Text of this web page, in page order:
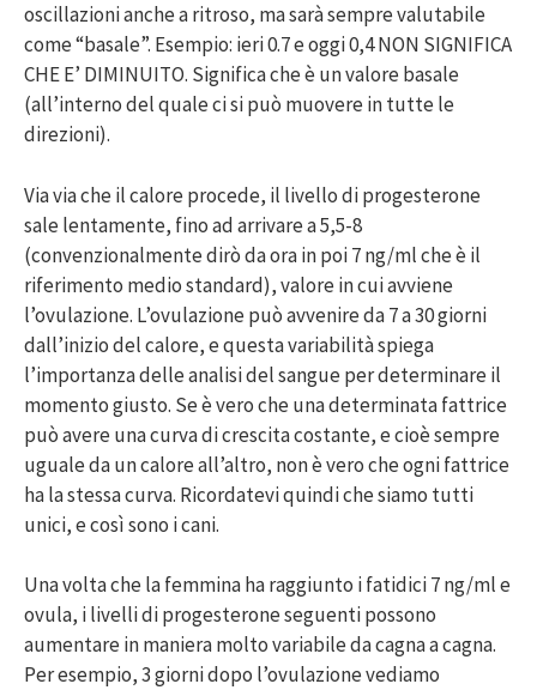
oscillazioni anche a ritroso, ma sarà sempre valutabile
come “basale”. Esempio: ieri 0.7 e oggi 0,4 NON SIGNIFICA
CHE E’ DIMINUITO. Significa che è un valore basale
(all’interno del quale ci si può muovere in tutte le
direzioni).
Via via che il calore procede, il livello di progesterone
sale lentamente, fino ad arrivare a 5,5-8
(convenzionalmente dirò da ora in poi 7 ng/ml che è il
riferimento medio standard), valore in cui avviene
l’ovulazione. L’ovulazione può avvenire da 7 a 30 giorni
dall’inizio del calore, e questa variabilità spiega
l’importanza delle analisi del sangue per determinare il
momento giusto. Se è vero che una determinata fattrice
può avere una curva di crescita costante, e cioè sempre
uguale da un calore all’altro, non è vero che ogni fattrice
ha la stessa curva. Ricordatevi quindi che siamo tutti
unici, e così sono i cani.
Una volta che la femmina ha raggiunto i fatidici 7 ng/ml e
ovula, i livelli di progesterone seguenti possono
aumentare in maniera molto variabile da cagna a cagna.
Per esempio, 3 giorni dopo l’ovulazione vediamo